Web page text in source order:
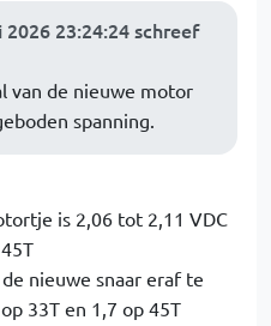
23:24:24 schreef
van de nieuwe motor
spanning.
is 2,06 tot 2,11 VDC
nieuwe snaar eraf te
33T en 1,7 op 45T